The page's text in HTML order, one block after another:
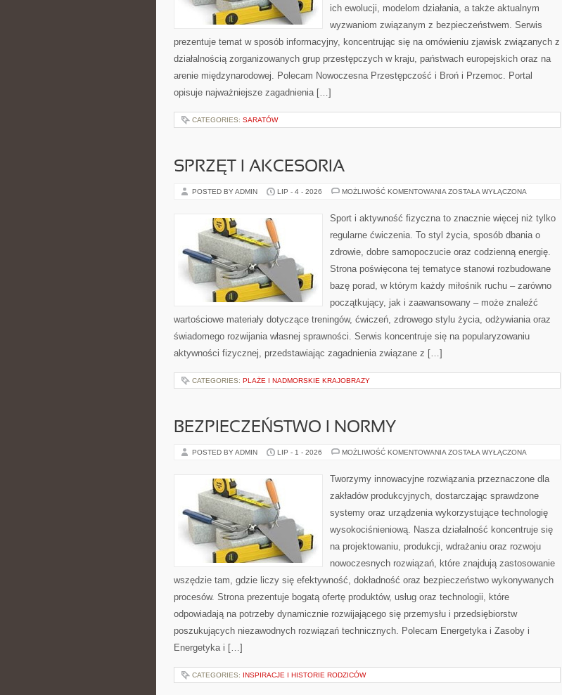
ich ewolucji, modelom działania, a także aktualnym
wyzwaniom związanym z bezpieczeństwem. Serwis
prezentuje temat w sposób informacyjny, koncentrując się na omówieniu zjawisk związanych z
działalnością zorganizowanych grup przestępczych w kraju, państwach europejskich oraz na
arenie międzynarodowej. Polecam Nowoczesna Przestępczość i Broń i Przemoc. Portal
opisuje najważniejsze zagadnienia […]
CATEGORIES: SARATÓW
SPRZĘT I AKCESORIA
POSTED BY ADMIN LIP - 4 - 2026 MOŻLIWOŚĆ KOMENTOWANIA SPRZĘT
ZOSTAŁA WYŁĄCZONA
Sport i aktywność fizyczna to znacznie więcej niż tylko
regularne ćwiczenia. To styl życia, sposób dbania o
zdrowie, dobre samopoczucie oraz codzienną energię.
Strona poświęcona tej tematyce stanowi rozbudowane
bazę porad, w którym każdy miłośnik ruchu – zarówno
początkujący, jak i zaawansowany – może znaleźć
wartościowe materiały dotyczące treningów, ćwiczeń, zdrowego stylu życia, odżywiania oraz
świadomego rozwijania własnej sprawności. Serwis koncentruje się na popularyzowaniu
aktywności fizycznej, przedstawiając zagadnienia związane z […]
CATEGORIES: PLAŻE I NADMORSKIE KRAJOBRAZY
BEZPIECZEŃSTWO I NORMY
POSTED BY ADMIN LIP - 1 - 2026 MOŻLIWOŚĆ KOMENTOWANIA BEZPIECZEŃSTWO
ZOSTAŁA WYŁĄCZONA
Tworzymy innowacyjne rozwiązania przeznaczone dla
zakładów produkcyjnych, dostarczając sprawdzone
systemy oraz urządzenia wykorzystujące technologię
wysokociśnieniową. Nasza działalność koncentruje się
na projektowaniu, produkcji, wdrażaniu oraz rozwoju
nowoczesnych rozwiązań, które znajdują zastosowanie
wszędzie tam, gdzie liczy się efektywność, dokładność oraz bezpieczeństwo wykonywanych
procesów. Strona prezentuje bogatą ofertę produktów, usług oraz technologii, które
odpowiadają na potrzeby dynamicznie rozwijającego się przemysłu i przedsiębiorstw
poszukujących niezawodnych rozwiązań technicznych. Polecam Energetyka i Zasoby i
Energetyka i […]
CATEGORIES: INSPIRACJE I HISTORIE RODZICÓW